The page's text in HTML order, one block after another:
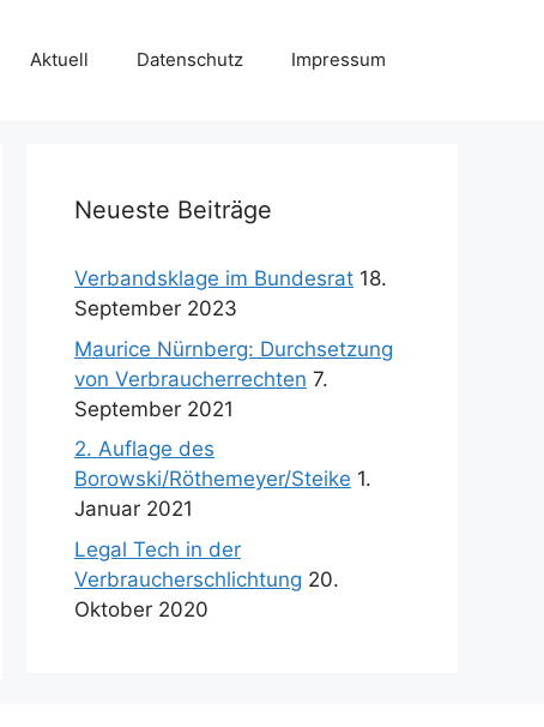
Aktuell Datenschutz Impressum
Neueste Beiträge
Verbandsklage im Bundesrat 18.
September 2023
Maurice Nürnberg: Durchsetzung
von Verbraucherrechten 7.
September 2021
2. Auflage des
Borowski/Röthemeyer/Steike 1.
Januar 2021
Legal Tech in der
Verbraucherschlichtung 20.
Oktober 2020